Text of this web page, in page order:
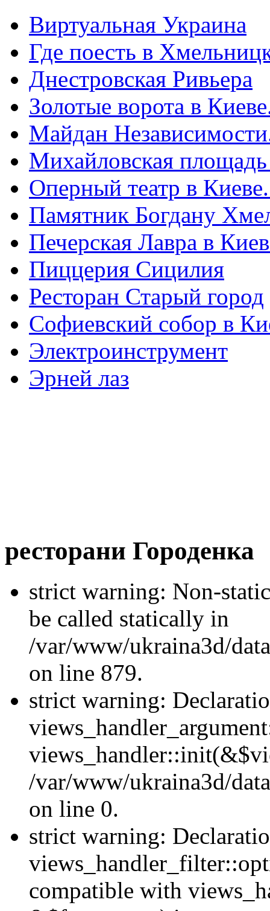
Виртуальная Украина
Где поесть в
Днестровская Ривьера
Золотые ворота в
Майдан
Михайловская
Оперный театр в
Памятник Богдану
Печерская Лавра в
Пиццерия Сицилия
Ресторан Старый город
Софиевский собор в
Электроинструмент
Эрней лаз
ресторани Городенка
strict warning: Non-
be called statically in
/var/www/ukraina3d/
on line 879.
strict warning:
/var/www/ukraina3d/
on line 0.
strict warning:
compatible with